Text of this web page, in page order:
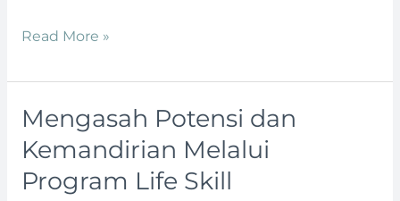
Read More »
Mengasah Potensi dan
Kemandirian Melalui
Program Life Skill
Mengasah
Potensi
dan
Kemandirian